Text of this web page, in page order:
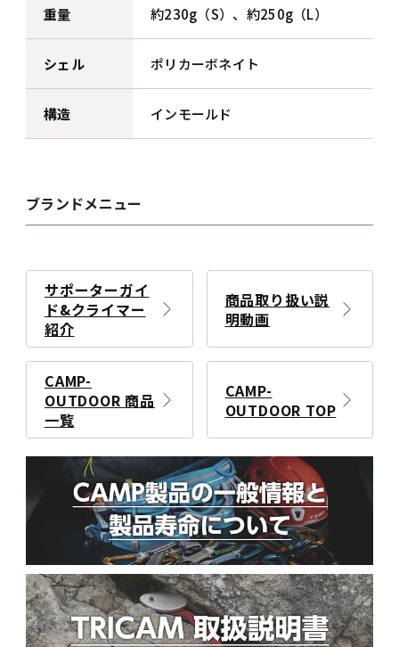
重量 約230g（S）、約250g（L）
シェル ポリカーボネイト
構造 インモールド
ブランドメニュー
サポーターガイ
ド&クライマー
紹介
商品取り扱い説
明動画
CAMP-
OUTDOOR 商品
一覧
CAMP-
OUTDOOR TOP